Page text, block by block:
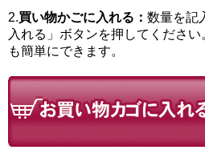
2.買い物かごに入れる： 数量を記
入れる」ボタンを押してくださ
も簡単にできます。